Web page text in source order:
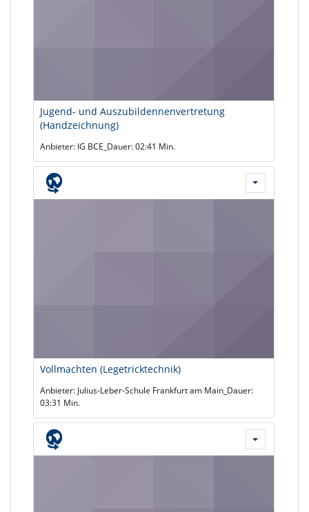
Jugend- und Auszubildennenvertretung
(Handzeichnung)
Anbieter: IG BCE_Dauer: 02:41 Min.
Vollmachten (Legetricktechnik)
Anbieter: Julius-Leber-Schule Frankfurt am Main_Dauer:
03:31 Min.